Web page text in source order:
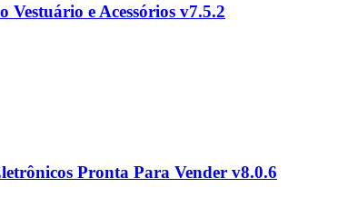
e Acessórios v7.5.2
Pronta Para Vender v8.0.6